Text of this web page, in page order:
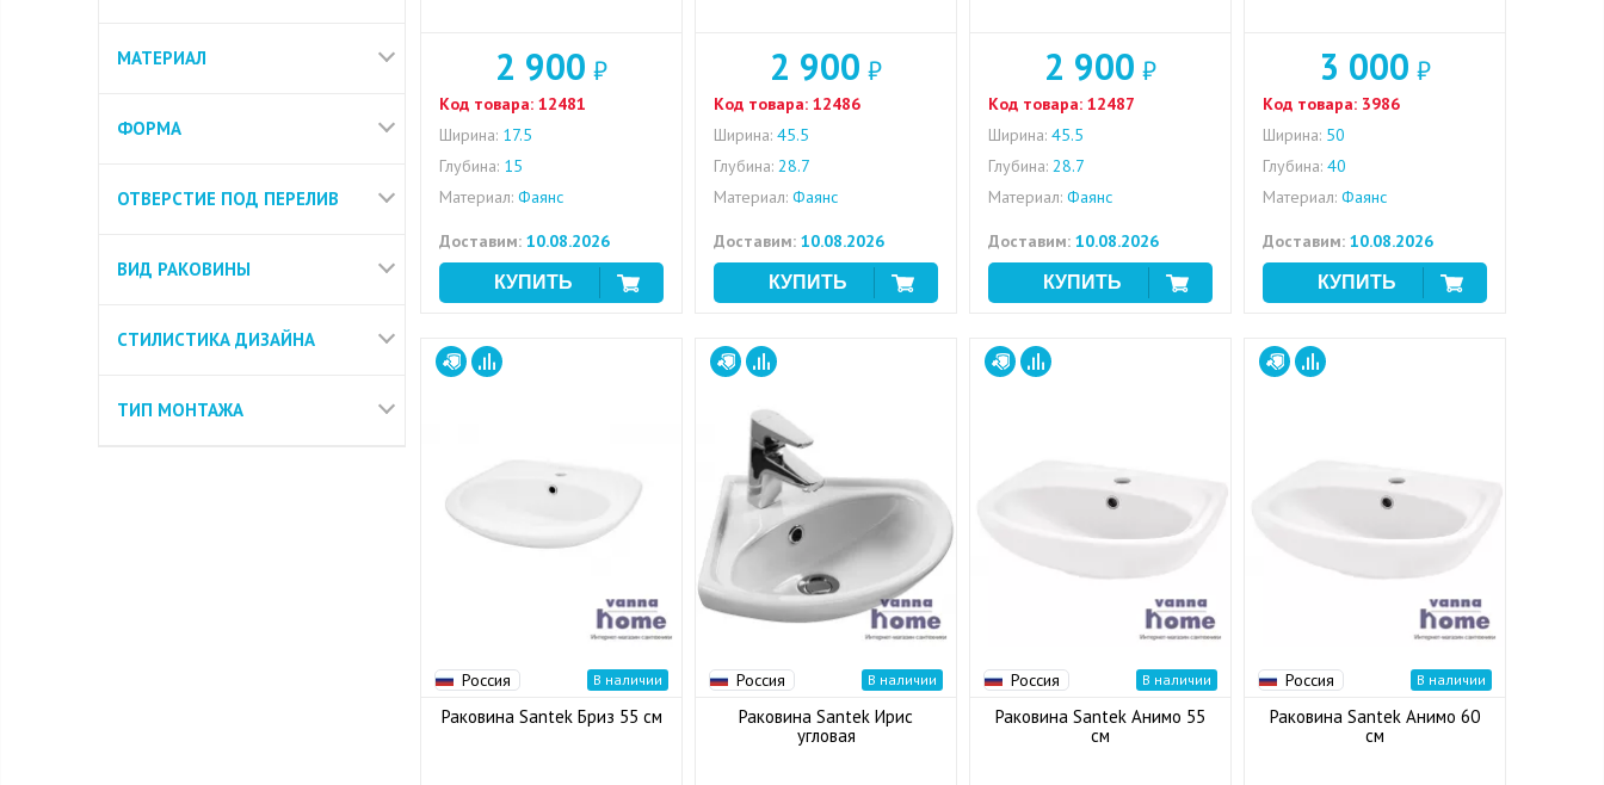
МАТЕРИАЛ
ФОРМА
ОТВЕРСТИЕ ПОД ПЕРЕЛИВ
ВИД РАКОВИНЫ
СТИЛИСТИКА ДИЗАЙНА
ТИП МОНТАЖА
2 900 ₽
Код товара: 12481
Ширина: 17.5
Глубина: 15
Материал: Фаянс
Доставим: 10.08.2026
2 900 ₽
Код товара: 12486
Ширина: 45.5
Глубина: 28.7
Материал: Фаянс
Доставим: 10.08.2026
2 900 ₽
Код товара: 12487
Ширина: 45.5
Глубина: 28.7
Материал: Фаянс
Доставим: 10.08.2026
3 000 ₽
Код товара: 3986
Ширина: 50
Глубина: 40
Материал: Фаянс
Доставим: 10.08.2026
Россия В наличии
Раковина Santek Бриз 55 см
Россия В наличии
Раковина Santek Ирис
угловая
Россия В наличии
Раковина Santek Анимо 55
см
Россия В наличии
Раковина Santek Анимо 60
см